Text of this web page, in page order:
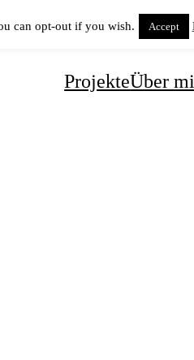
ProjekteÜber
can opt-out if you wish. Accept